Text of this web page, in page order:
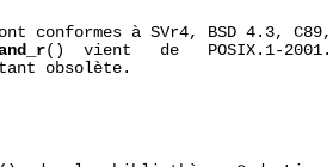
conformes à SVr4, BSD 4.3, C89,
()  vient   de   POSIX.1-2001.
obsolète.